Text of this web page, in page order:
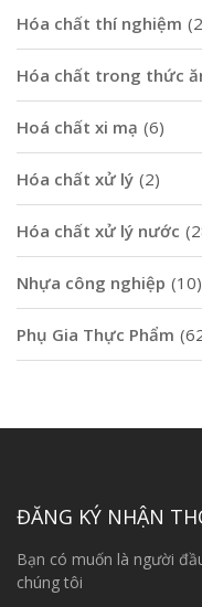
Hóa chất thí nghiệm
Hóa chất trong thức
Hoá chất xi mạ (6)
Hóa chất xử lý (2)
Hóa chất xử lý nước
Nhựa công nghiệp (10)
Phụ Gia Thực Phẩm
ĐĂNG KÝ NHẬN
Bạn có muốn là người
chúng tôi